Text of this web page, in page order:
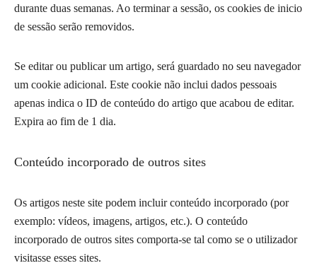
durante duas semanas. Ao terminar a sessão, os cookies de inicio
de sessão serão removidos.
Se editar ou publicar um artigo, será guardado no seu navegador
um cookie adicional. Este cookie não inclui dados pessoais
apenas indica o ID de conteúdo do artigo que acabou de editar.
Expira ao fim de 1 dia.
Conteúdo incorporado de outros sites
Os artigos neste site podem incluir conteúdo incorporado (por
exemplo: vídeos, imagens, artigos, etc.). O conteúdo
incorporado de outros sites comporta-se tal como se o utilizador
visitasse esses sites.